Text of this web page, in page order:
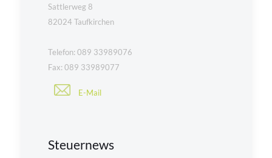
Sattlerweg 8
82024 Taufkirchen
Telefon: 089 33989076
Fax: 089 33989077
E-Mail
Steuernews